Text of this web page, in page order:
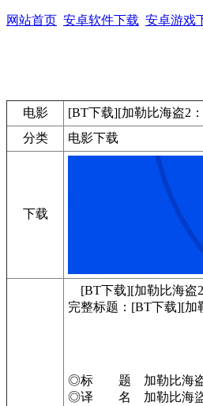
网站首页 安卓软件下载 安卓游戏
电影
[BT下载][加勒比海盗2
分类
电影下载
下载
[BT下载][加勒比海盗2
完整标题：[BT下载][加
◎标 题 加勒比海盗2
◎译 名 加勒比海盜：